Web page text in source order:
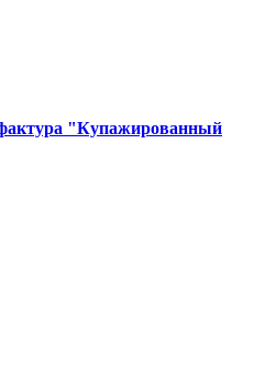
"Купажированный